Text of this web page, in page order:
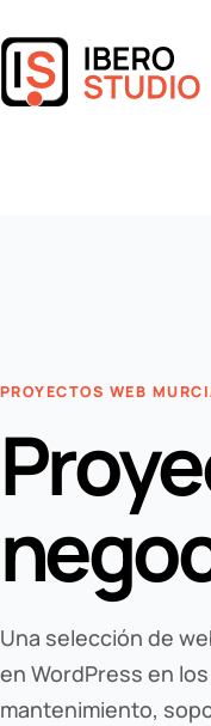
contenido
PROYECTOS WEB
Una selección de
en WordPress en
mantenimiento,